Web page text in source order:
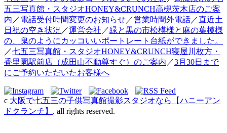
五三写真館・スタジオHONEY&CRUNCH高槻茨木店のご案
内 ／電話受付時間変更のお知らせ／営業時間外電話／直近土
日祝の空き状況 ／運営会社 ／緑と黒の市松模様と麻の葉模様
の、鬼のようにカッコいいポートレート台紙ができました。
／七五三写真館・スタジオHONEY&CRUNCH寝屋川枚方・
香里園駅前店（成田山不動尊すぐ）のご案内 ／3月30日まで
にご予約いただいたお客様へ
c 大阪で七五三の子供写真館撮影スタジオなら【ハニーアン
ドクランチ】 . all rights reserved.